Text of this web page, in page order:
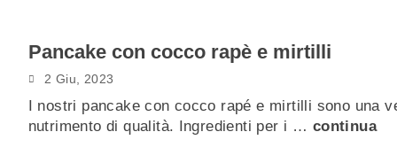
Pancake con cocco rapè e mirtilli
2 Giu, 2023
I nostri pancake con cocco rapé e mirtilli sono una
nutrimento di qualità. Ingredienti per i … continua